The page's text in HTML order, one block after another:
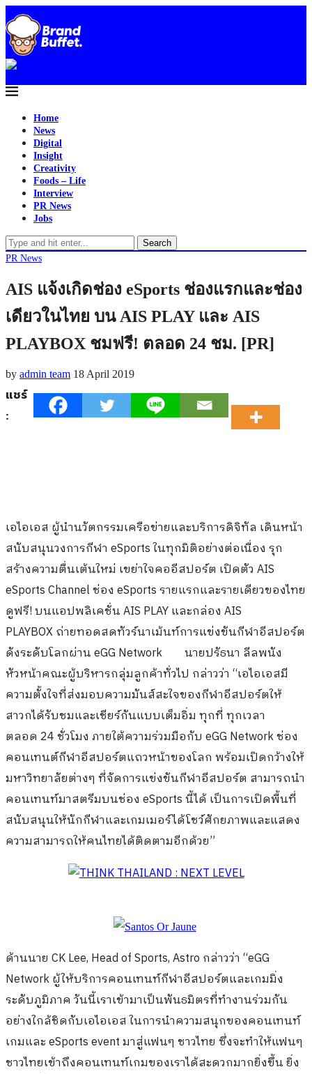
Home
News
Digital
Insight
Creativity
Foods – Life
Interview
PR News
Jobs
Search
PR News
AIS แจ้งเกิดช่อง eSports ช่องแรกและช่อง
เดียวในไทย บน AIS PLAY และ AIS
PLAYBOX ชมฟรี! ตลอด 24 ชม. [PR]
by admin team 18 April 2019
แชร์
:
เอไอเอส ผู้นำนวัตกรรมเครือข่ายและบริการดิจิทัล เดินหน้า
สนับสนุนวงการกีฬา eSports ในทุกมิติอย่างต่อเนื่อง รุก
สร้างความตื่นเต้นใหม่ เขย่าใจคออีสปอร์ต เปิดตัว AIS
eSports Channel ช่อง eSports รายแรกและรายเดียวของไทย
ดูฟรี! บนแอปพลิเคชั่น AIS PLAY และกล่อง AIS
PLAYBOX ถ่ายทอดสดทัวร์นาเม้นท์การแข่งขันกีฬาอีสปอร์ต
ดังระดับโลกผ่าน eGG Network นายปรัธนา ลีลพนัง
หัวหน้าคณะผู้บริหารกลุ่มลูกค้าทั่วไป กล่าวว่า “เอไอเอสมี
ความตั้งใจที่ส่งมอบความมันส์สะใจของกีฬาอีสปอร์ตให้
สาวกได้รับชมและเชียร์กันแบบเต็มอิ่ม ทุกที่ ทุกเวลา
ตลอด 24 ชั่วโมง ภายใต้ความร่วมมือกับ eGG Network ช่อง
คอนเทนต์กีฬาอีสปอร์ตแถวหน้าของโลก พร้อมเปิดกว้างให้
มหาวิทยาลัยต่างๆ ที่จัดการแข่งขันกีฬาอีสปอร์ต สามารถนำ
คอนเทนท์มาสตรีมบนช่อง eSports นี้ได้ เป็นการเปิดพื้นที่
สนับสนุนให้นักกีฬาและเกมเมอร์ได้โชว์ศักยภาพและแสดง
ความสามารถให้คนไทยได้ติดตามอีกด้วย”
ด้านนาย CK Lee, Head of Sports, Astro กล่าวว่า “eGG
Network ผู้ให้บริการคอนเทนท์กีฬาอีสปอร์ตและเกมมิ่ง
ระดับภูมิภาค วันนี้เราเข้ามาเป็นพันธมิตรที่ทำงานร่วมกัน
อย่างใกล้ชิดกับเอไอเอส ในการนำความสนุกของคอนเทนท์
เกมและ eSports event มาสู่แฟนๆ ชาวไทย ซึ่งจะทำให้แฟนๆ
ชาวไทยเข้าถึงคอนเทนท์เกมของเราได้สะดวกมากยิ่งขึ้น ยิ่ง